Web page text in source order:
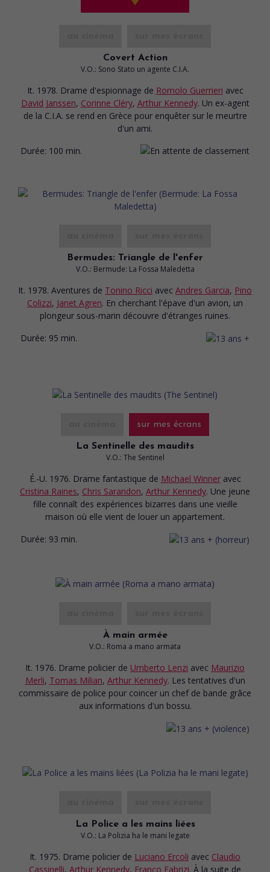
Covert Action
V.O.: Sono Stato un agente C.I.A.
It. 1978. Drame d'espionnage de Romolo Guerrieri avec
David Janssen, Corinne Cléry, Arthur Kennedy. Un ex-agent
de la C.I.A. se rend en Grèce pour enquêter sur le meurtre
d'un ami.
Durée: 100 min.
Bermudes: Triangle de l'enfer
V.O.: Bermude: La Fossa Maledetta
It. 1978. Aventures de Tonino Ricci avec Andres Garcia, Pino
Colizzi, Janet Agren. En cherchant l'épave d'un avion, un
plongeur sous-marin découvre d'étranges ruines.
Durée: 95 min.
sur mes écrans
La Sentinelle des maudits
V.O.: The Sentinel
É.-U. 1976. Drame fantastique de Michael Winner avec
Cristina Raines, Chris Sarandon, Arthur Kennedy. Une jeune
fille connaît des expériences bizarres dans une vieille
maison où elle vient de louer un appartement.
Durée: 93 min.
À main armée
V.O.: Roma a mano armata
It. 1976. Drame policier de Umberto Lenzi avec Maurizio
Merli, Tomas Milian, Arthur Kennedy. Les tentatives d'un
commissaire de police pour coincer un chef de bande grâce
aux informations d'un bossu.
La Police a les mains liées
V.O.: La Polizia ha le mani legate
It. 1975. Drame policier de Luciano Ercoli avec Claudio
Cassinelli, Arthur Kennedy, Franco Fabrizi. À la suite de